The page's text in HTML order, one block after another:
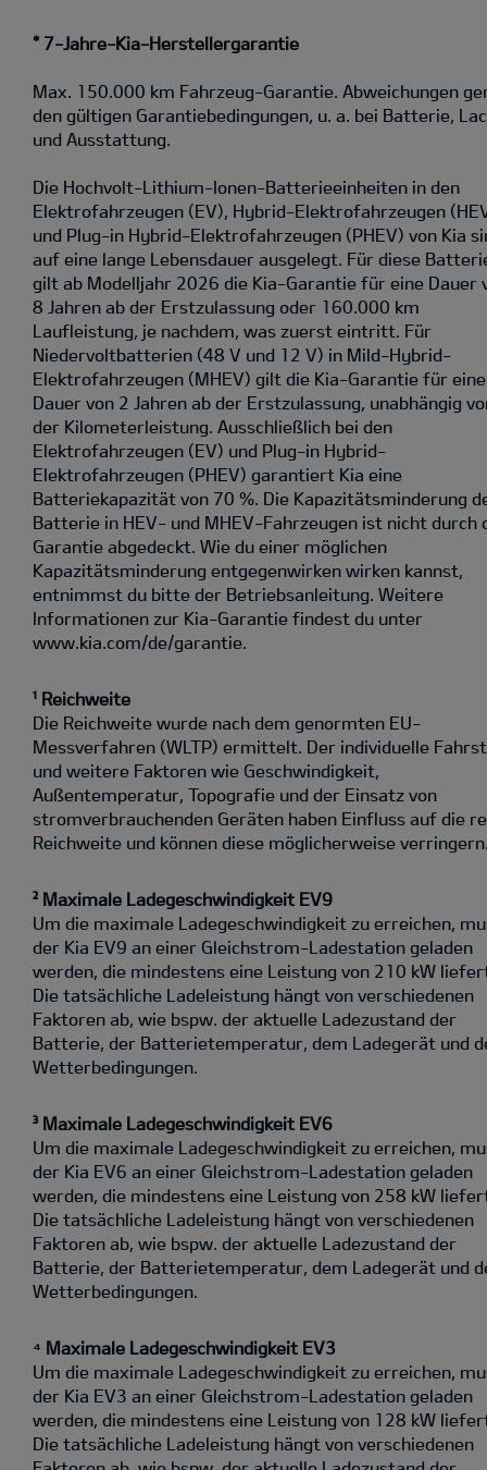
* 7-Jahre-Kia-Herstellergarantie
Max. 150.000 km Fahrzeug-Garantie. Abweichungen
den gültigen Garantiebedingungen, u. a. bei Batterie,
und Ausstattung.
Die Hochvolt-Lithium-Ionen-Batterieeinheiten in den
Elektrofahrzeugen (EV), Hybrid-Elektrofahrzeugen
und Plug-in Hybrid-Elektrofahrzeugen (PHEV) von Kia
auf eine lange Lebensdauer ausgelegt. Für diese
gilt ab Modelljahr 2026 die Kia-Garantie für eine Dauer
8 Jahren ab der Erstzulassung oder 160.000 km
Laufleistung, je nachdem, was zuerst eintritt. Für
Niedervoltbatterien (48 V und 12 V) in Mild-Hybrid-
Elektrofahrzeugen (MHEV) gilt die Kia-Garantie für eine
Dauer von 2 Jahren ab der Erstzulassung, unabhängig
der Kilometerleistung. Ausschließlich bei den
Elektrofahrzeugen (EV) und Plug-in Hybrid-
Elektrofahrzeugen (PHEV) garantiert Kia eine
Batteriekapazität von 70 %. Die Kapazitätsminderung
Batterie in HEV- und MHEV-Fahrzeugen ist nicht durch
Garantie abgedeckt. Wie du einer möglichen
Kapazitätsminderung entgegenwirken wirken kannst,
entnimmst du bitte der Betriebsanleitung. Weitere
Informationen zur Kia-Garantie findest du unter
www.kia.com/de/garantie.
¹ Reichweite
Die Reichweite wurde nach dem genormten EU-
Messverfahren (WLTP) ermittelt. Der individuelle
und weitere Faktoren wie Geschwindigkeit,
Außentemperatur, Topografie und der Einsatz von
stromverbrauchenden Geräten haben Einfluss auf die
Reichweite und können diese möglicherweise
² Maximale Ladegeschwindigkeit EV9
Um die maximale Ladegeschwindigkeit zu erreichen,
der Kia EV9 an einer Gleichstrom-Ladestation geladen
werden, die mindestens eine Leistung von 210 kW
Die tatsächliche Ladeleistung hängt von verschiedenen
Faktoren ab, wie bspw. der aktuelle Ladezustand der
Batterie, der Batterietemperatur, dem Ladegerät und
Wetterbedingungen.
³ Maximale Ladegeschwindigkeit EV6
Um die maximale Ladegeschwindigkeit zu erreichen,
der Kia EV6 an einer Gleichstrom-Ladestation geladen
werden, die mindestens eine Leistung von 258 kW
Die tatsächliche Ladeleistung hängt von verschiedenen
Faktoren ab, wie bspw. der aktuelle Ladezustand der
Batterie, der Batterietemperatur, dem Ladegerät und
Wetterbedingungen.
⁴ Maximale Ladegeschwindigkeit EV3
Um die maximale Ladegeschwindigkeit zu erreichen,
der Kia EV3 an einer Gleichstrom-Ladestation geladen
werden, die mindestens eine Leistung von 128 kW
Die tatsächliche Ladeleistung hängt von verschiedenen